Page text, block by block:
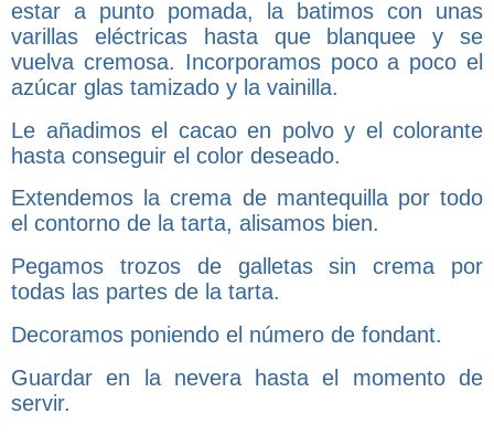
estar a punto pomada, la batimos con unas
varillas eléctricas hasta que blanquee y se
vuelva cremosa. Incorporamos poco a poco el
azúcar glas tamizado y la vainilla.
Le añadimos el cacao en polvo y el colorante
hasta conseguir el color deseado.
Extendemos la crema de mantequilla por todo
el contorno de la tarta, alisamos bien.
Pegamos trozos de galletas sin crema por
todas las partes de la tarta.
Decoramos poniendo el número de fondant.
Guardar en la nevera hasta el momento de
servir.